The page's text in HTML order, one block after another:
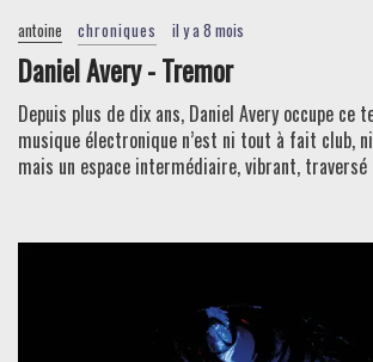
antoine chroniques il y a 8 mois
Daniel Avery - Tremor
Depuis plus de dix ans, Daniel Avery occupe
musique électronique n’est ni tout à fait club,
mais un espace intermédiaire, vibrant, traversé